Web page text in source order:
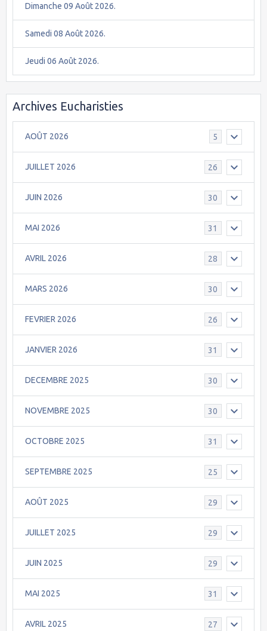
Dimanche 09 Août 2026.
Samedi 08 Août 2026.
Jeudi 06 Août 2026.
Archives Eucharisties
AOÛT 2026 5
JUILLET 2026 26
JUIN 2026 30
MAI 2026 31
AVRIL 2026 28
MARS 2026 30
FEVRIER 2026 26
JANVIER 2026 31
DECEMBRE 2025 30
NOVEMBRE 2025 30
OCTOBRE 2025 31
SEPTEMBRE 2025 25
AOÛT 2025 29
JUILLET 2025 29
JUIN 2025 29
MAI 2025 31
AVRIL 2025 27